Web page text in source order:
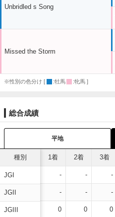
Unbridled s Song
Missed the Storm
※性別の色分け [ :牡馬 :牝馬 ]
総合成績
平地
種別
JGI
JGII
JGIII
1着 2着 3着
- - -
- - -
0 0 0